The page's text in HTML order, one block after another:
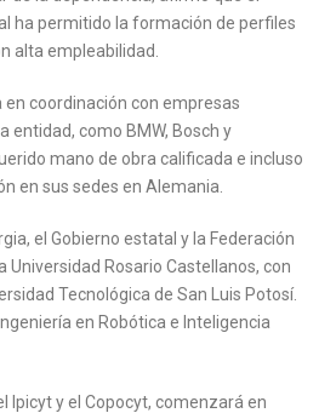
ha permitido la formación de perfiles
alta empleabilidad.
en coordinación con empresas
entidad, como BMW, Bosch y
mano de obra calificada e incluso
en sus sedes en Alemania.
el Gobierno estatal y la Federación
Universidad Rosario Castellanos, con
Tecnológica de San Luis Potosí.
en Robótica e Inteligencia
Ipicyt y el Copocyt, comenzará en